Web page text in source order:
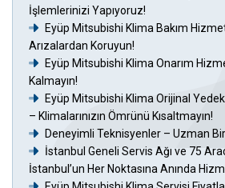
İşlemlerinizi Yapıyoruz!
Eyüp Mitsubishi Klima Bakım
Arızalardan Koruyun!
Eyüp Mitsubishi Klima Onarım
Kalmayın!
Eyüp Mitsubishi Klima Orijinal
– Klimalarınızın Ömrünü Kısaltmayın!
Deneyimli Teknisyenler – Uzman
İstanbul Geneli Servis Ağı ve 75
İstanbul’un Her Noktasına Anında